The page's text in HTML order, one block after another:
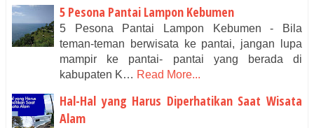
5 Pesona Pantai Lampon Kebumen
5 Pesona Pantai Lampon Kebumen - Bila
teman-teman berwisata ke pantai, jangan lupa
mampir ke pantai- pantai yang berada di
kabupaten K… Read More...
Hal-Hal yang Harus Diperhatikan Saat Wisata
Alam